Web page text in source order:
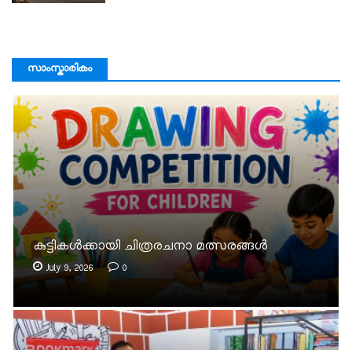
സാംസ്കാരികം
കുട്ടികൾക്കായി ചിത്രരചനാ മത്സരങ്ങൾ
July 9, 2026 0